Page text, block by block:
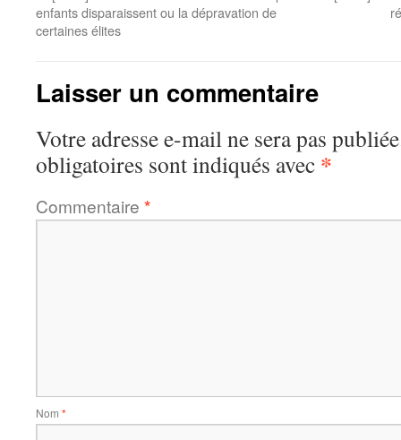
enfants disparaissent ou la dépravation de
certaines élites
Laisser un commentaire
Votre adresse e-mail ne sera pas
obligatoires sont indiqués avec *
Commentaire *
Nom *